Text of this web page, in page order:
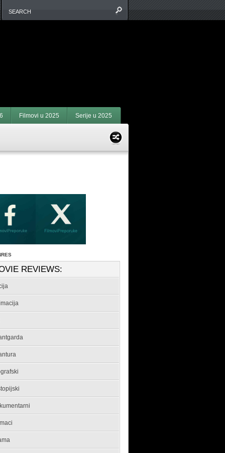
Filmovi u 2025 Serije u 2025
REVIEWS: